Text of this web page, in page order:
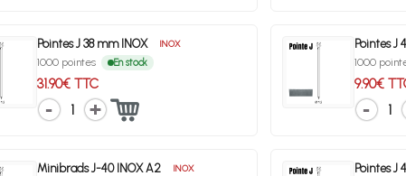
Pointes J 38 mm INOX INOX
1000 pointes En stock
31.90€ TTC
1
Pointes J
1000
9.90€
1
Minibrads J-40 INOX A2 INOX Pointes J